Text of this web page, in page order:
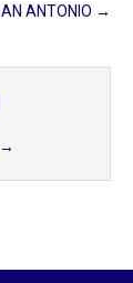
ANTONIO →
→